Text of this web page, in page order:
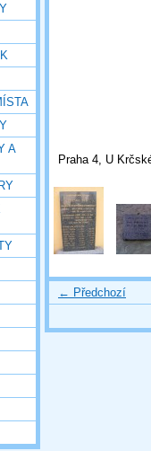
A
Praha 4, U
← Předchozí